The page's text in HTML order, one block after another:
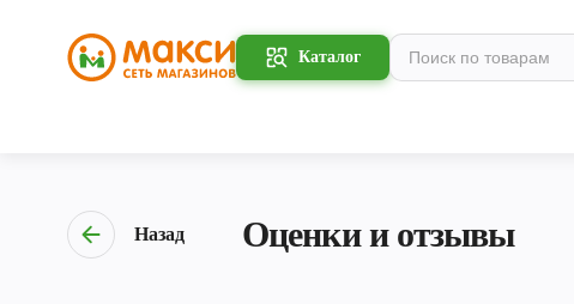
Каталог
Назад Оценки и отзывы